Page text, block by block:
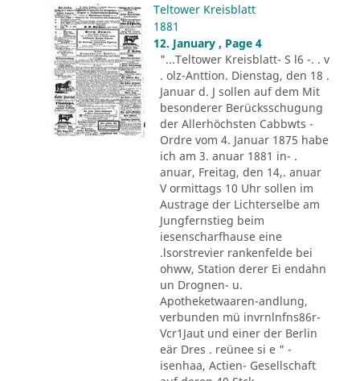
Teltower Kreisblatt
1881
12. January , Page 4
"...Teltower Kreisblatt- S l6 -. . v
. olz-Anttion. Dienstag, den 18 .
Januar d. J sollen auf dem Mit
besonderer Berücksschugung
der Allerhöchsten Cabbwts -
Ordre vom 4. Januar 1875 habe
ich am 3. anuar 1881 in- .
anuar, Freitag, den 14,. anuar
V ormittags 10 Uhr sollen im
Austrage der Lichterselbe am
Jungfernstieg beim
iesenscharfhause eine
.lsorstrevier rankenfelde bei
ohww, Station derer Ei endahn
un Drognen- u.
Apotheketwaaren-andlung,
verbunden mü invrnlnfns86r-
Vcr1Jaut und einer der Berlin
eär Dres . reünee si e " -
isenhaa, Actien- Gesellschaft